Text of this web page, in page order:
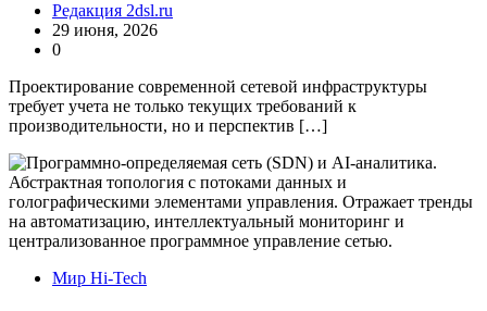
Редакция 2dsl.ru
29 июня, 2026
0
Проектирование современной сетевой инфраструктуры
требует учета не только текущих требований к
производительности, но и перспектив […]
Мир Hi-Tech